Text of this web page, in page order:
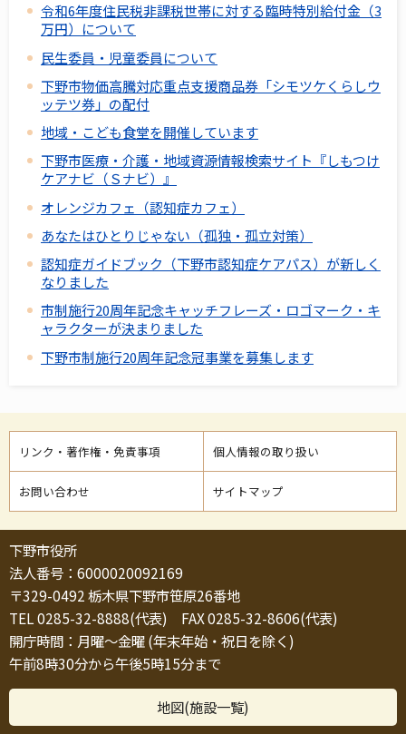
令和6年度住民税非課税世帯に対する臨時特別給付金（3
万円）について
民生委員・児童委員について
下野市物価高騰対応重点支援商品券「シモツケくらしウ
ッテツ券」の配付
地域・こども食堂を開催しています
下野市医療・介護・地域資源情報検索サイト『しもつけ
ケアナビ（Ｓナビ）』
オレンジカフェ（認知症カフェ）
あなたはひとりじゃない（孤独・孤立対策）
認知症ガイドブック（下野市認知症ケアパス）が新しく
なりました
市制施行20周年記念キャッチフレーズ・ロゴマーク・キ
ャラクターが決まりました
下野市制施行20周年記念冠事業を募集します
リンク・著作権・免責事項 個人情報の取り扱い
お問い合わせ サイトマップ
下野市役所
法人番号：6000020092169
〒329-0492 栃木県下野市笹原26番地
TEL 0285-32-8888(代表) FAX 0285-32-8606(代表)
開庁時間：月曜～金曜 (年末年始・祝日を除く)
午前8時30分から午後5時15分まで
地図(施設一覧)